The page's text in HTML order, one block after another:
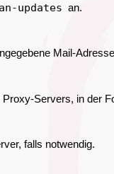
updates an.
Mail-
Servers, in der
falls notwendig.